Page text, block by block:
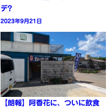
デ?
2023年9月21日
【朗報】阿香花に、ついに飲食